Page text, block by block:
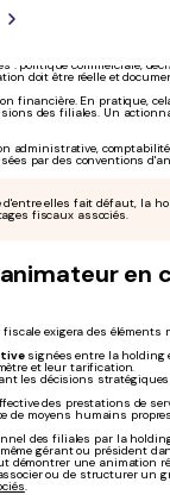
de
politique commerciale,
doit être réelle et
financière. En pratique,
des filiales. Un
administrative,
par des conventions
elles fait défaut, la
fiscaux associés.
en
exigera des éléments
signées entre la holding
et leur tarification.
les décisions
des prestations de
de moyens humains
des filiales par la
gérant ou président
une animation
ou de structurer un
.